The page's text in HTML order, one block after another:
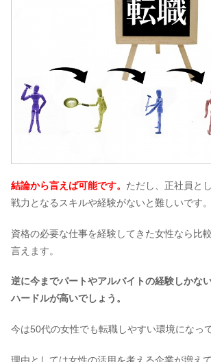
結論から言えば可能です。 ただし、正社員と
戦力となるスキルや経験がないと難しいです。
資格の必要な仕事を経験してきた女性なら比
言えます。
逆に今までパートやアルバイトの経験しかな
ハードルが高いでしょう。
今は50代の女性でも転職しやすい環境になっ
理由としては女性の活用を考える企業が増え